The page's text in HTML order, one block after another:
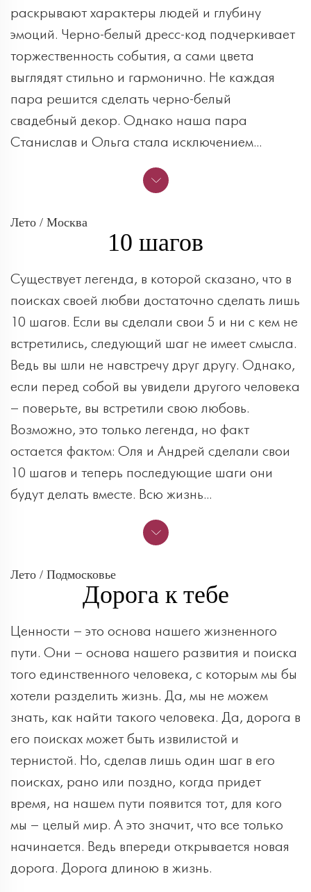
раскрывают характеры людей и глубину
эмоций. Черно-белый дресс-код подчеркивает
торжественность события, а сами цвета
выглядят стильно и гармонично. Не каждая
пара решится сделать черно-белый
свадебный декор. Однако наша пара
Станислав и Ольга стала исключением...
Лето / Москва
10 шагов
Существует легенда, в которой сказано, что в
поисках своей любви достаточно сделать лишь
10 шагов. Если вы сделали свои 5 и ни с кем не
встретились, следующий шаг не имеет смысла.
Ведь вы шли не навстречу друг другу. Однако,
если перед собой вы увидели другого человека
– поверьте, вы встретили свою любовь.
Возможно, это только легенда, но факт
остается фактом: Оля и Андрей сделали свои
10 шагов и теперь последующие шаги они
будут делать вместе. Всю жизнь...
Лето / Подмосковье
Дорога к тебе
Ценности – это основа нашего жизненного
пути. Они – основа нашего развития и поиска
того единственного человека, с которым мы бы
хотели разделить жизнь. Да, мы не можем
знать, как найти такого человека. Да, дорога в
его поисках может быть извилистой и
тернистой. Но, сделав лишь один шаг в его
поисках, рано или поздно, когда придет
время, на нашем пути появится тот, для кого
мы – целый мир. А это значит, что все только
начинается. Ведь впереди открывается новая
дорога. Дорога длиною в жизнь.